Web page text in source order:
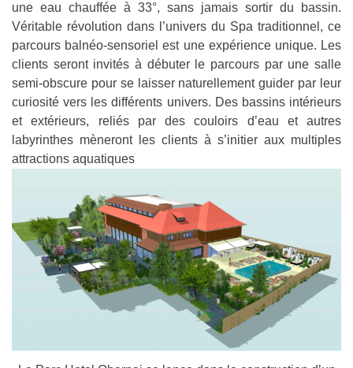
une eau chauffée à 33°, sans jamais sortir du bassin.
Véritable révolution dans l’univers du Spa traditionnel, ce
parcours balnéo-sensoriel est une expérience unique. Les
clients seront invités à débuter le parcours par une salle
semi-obscure pour se laisser naturellement guider par leur
curiosité vers les différents univers. Des bassins intérieurs
et extérieurs, reliés par des couloirs d’eau et autres
labyrinthes mèneront les clients à s’initier aux multiples
attractions aquatiques